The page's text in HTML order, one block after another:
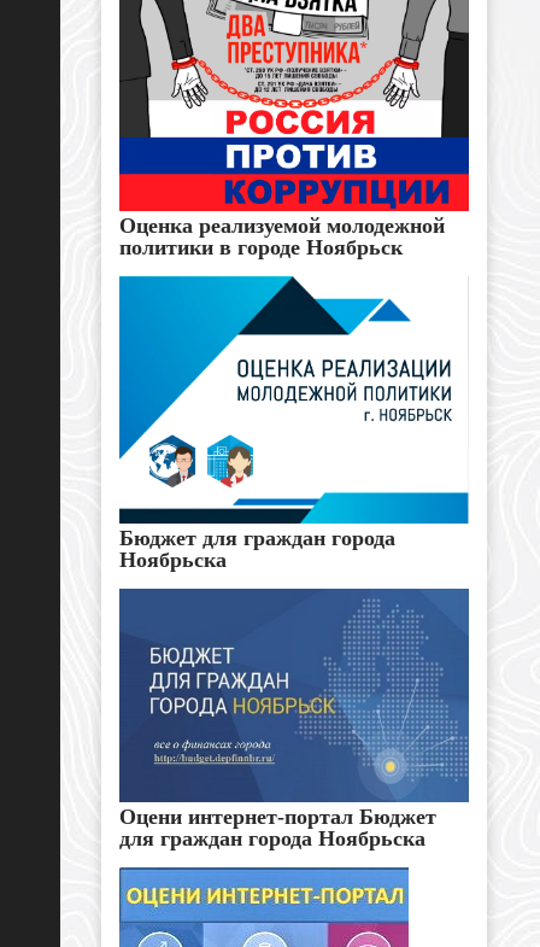
Оценка реализуемой молодежной
политики в городе Ноябрьск
Бюджет для граждан города
Ноябрьска
Оцени интернет-портал Бюджет
для граждан города Ноябрьска